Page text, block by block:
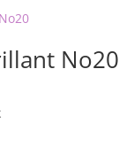
No20